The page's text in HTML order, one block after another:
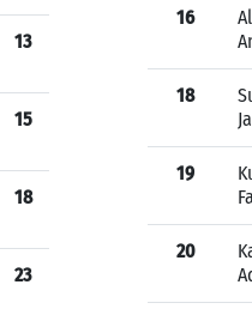
13
15
18
23
16
18
19
20